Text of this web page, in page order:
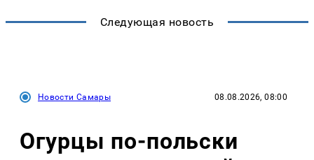
Следующая новость
Новости Самары 08.08.2026, 08:00
Огурцы по‑польски